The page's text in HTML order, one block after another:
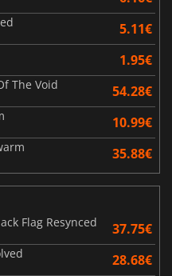
5.11€
1.95€
The Void 54.28€
10.99€
35.88€
Flag Resynced
37.75€
28.68€